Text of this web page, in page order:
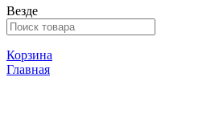
Везде
Корзина
Главная